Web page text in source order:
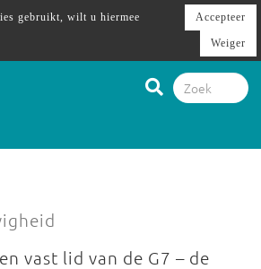
vast lid van de G7 – de
gebruikt, wilt u hiermee
Accepteer
Weiger